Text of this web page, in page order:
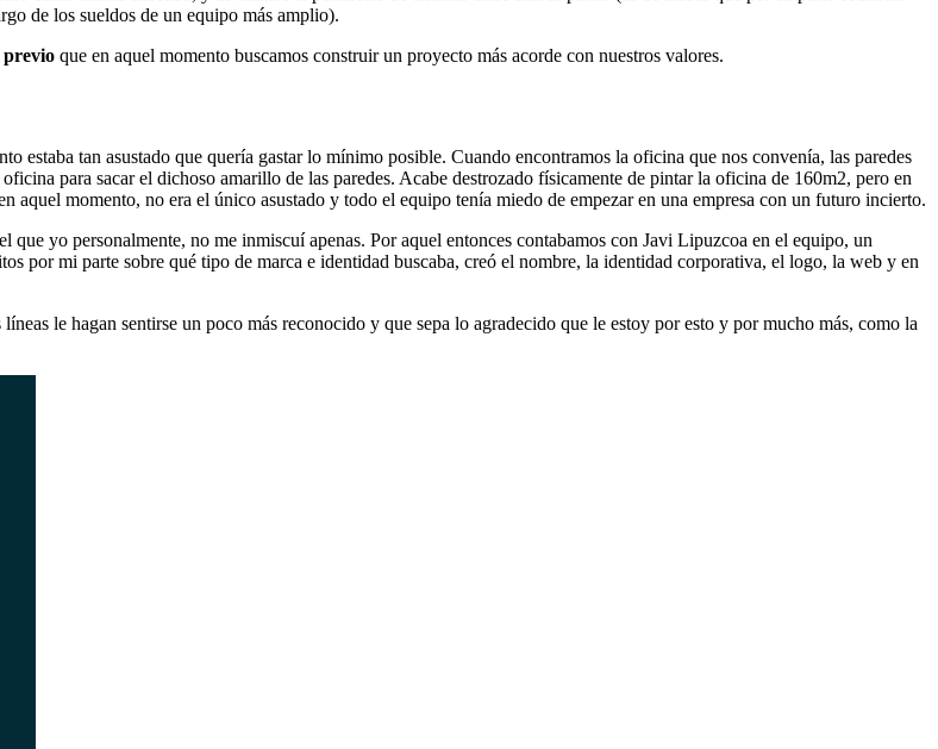
de los sueldos de un equipo más amplio).
previo que en aquel momento buscamos construir un proyecto más acorde con nuestros valores.
estaba tan asustado que quería gastar lo mínimo posible. Cuando encontramos la oficina que nos convenía, las paredes
para sacar el dichoso amarillo de las paredes. Acabe destrozado físicamente de pintar la oficina de 160m2, pero en
aquel momento, no era el único asustado y todo el equipo tenía miedo de empezar en una empresa con un futuro incierto.
yo personalmente, no me inmiscuí apenas. Por aquel entonces contabamos con Javi Lipuzcoa en el equipo, un
por mi parte sobre qué tipo de marca e identidad buscaba, creó el nombre, la identidad corporativa, el logo, la web y en
le hagan sentirse un poco más reconocido y que sepa lo agradecido que le estoy por esto y por mucho más, como la